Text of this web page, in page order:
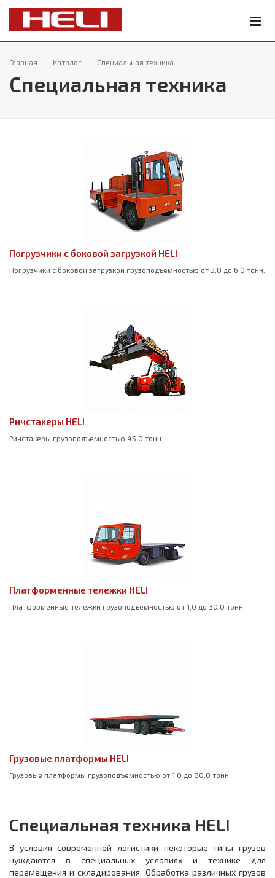
Главная Каталог Специальная техника
Специальная техника
Погрузчики с боковой загрузкой HELI
Погрузчики с боковой загрузкой грузоподъемностью от 3,0 до 6,0 тонн.
Ричстакеры HELI
Ричстакеры грузоподъемностью 45,0 тонн.
Платформенные тележки HELI
Платформенные тележки грузоподъемностью от 1,0 до 30,0 тонн.
Грузовые платформы HELI
Грузовые платформы грузоподъемностью от 1,0 до 80,0 тонн.
Специальная техника HELI
В условия современной логистики некоторые типы грузов
нуждаются в специальных условиях и технике для
перемещения и складирования. Обработка различных грузов